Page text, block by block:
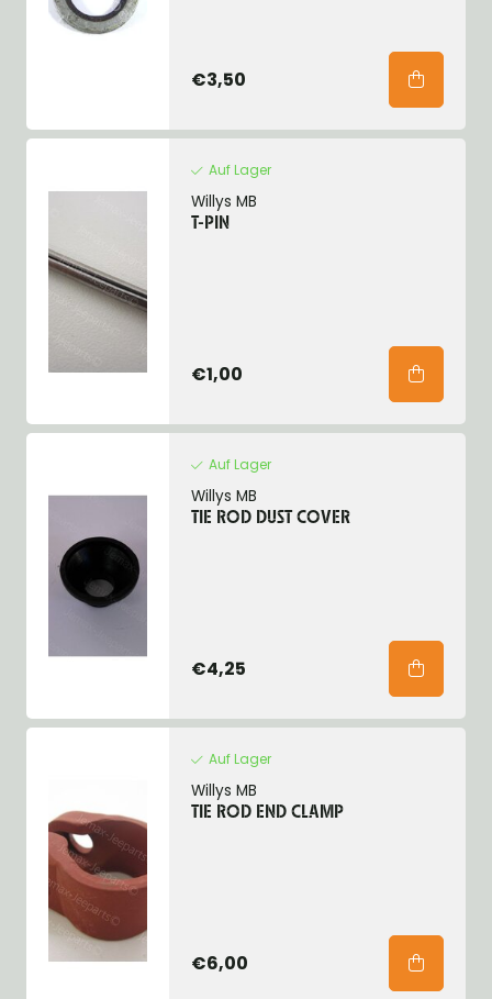
€3,50
Auf Lager
Willys MB
T-PIN
€1,00
Auf Lager
Willys MB
TIE ROD DUST COVER
€4,25
Auf Lager
Willys MB
TIE ROD END CLAMP
€6,00